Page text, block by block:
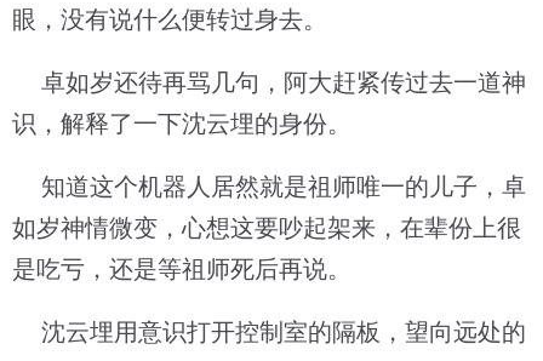
眼，没有说什么便转过身去。
卓如岁还待再骂几句，阿大赶紧传过去一道神
识，解释了一下沈云埋的身份。
知道这个机器人居然就是祖师唯一的儿子，卓
如岁神情微变，心想这要吵起架来，在辈份上很
是吃亏，还是等祖师死后再说。
沈云埋用意识打开控制室的隔板，望向远处的